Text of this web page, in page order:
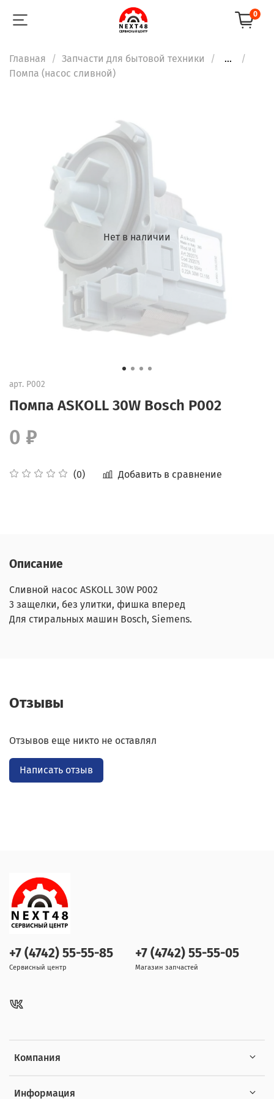
0
Главная Запчасти для бытовой техники
...
Помпа (насос сливной)
Нет в наличии
арт. P002
Помпа ASKOLL 30W Bosch P002
(0) Добавить в сравнение
0 ₽
Описание
Сливной насос ASKOLL 30W P002
3 защелки, без улитки, фишка вперед
Для стиральных машин Bosch, Siemens.
Отзывы
Отзывов еще никто не оставлял
Написать отзыв
Компания
Информация
+7 (4742) 55-55-85
Сервисный центр
+7 (4742) 55-55-05
Магазин запчастей